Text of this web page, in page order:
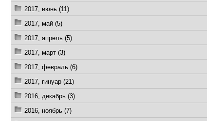
2017, июнь (11)
2017, май (5)
2017, апрель (5)
2017, март (3)
2017, февраль (6)
2017, ғинуар (21)
2016, декабрь (3)
2016, ноябрь (7)